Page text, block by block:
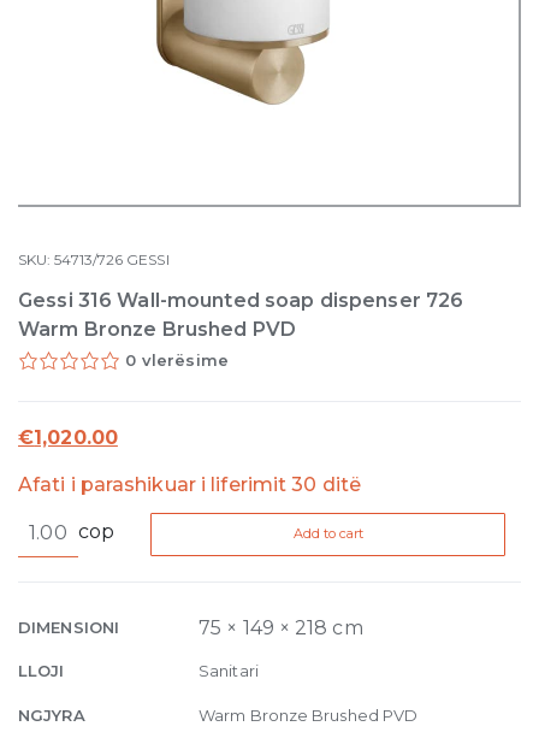
SKU:54713/726 GESSI
Gessi 316 Wall-mounted soap dispenser 726
Warm Bronze Brushed PVD
0 vlerësime
€1,020.00
Afati i parashikuar i liferimit 30 ditë
316
soap
726
Warm
cop Add to cart
DIMENSIONI 75 × 149 × 218 cm
LLOJI Sanitari
NGJYRA Warm Bronze Brushed PVD